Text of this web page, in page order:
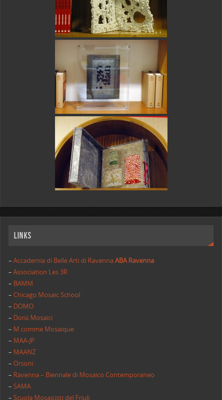
Links
– Accademia di Belle Arti di RavennaABA Ravenna
–Association Les 3R
– BAMM
–Chicago Mosaic School
– DOMO
– Donà Mosaici
– M comme Mosaique
– MAA-JP
– MAANZ
–Orsoni
– Ravenna – Biennale di Mosaico Contemporaneo
–SAMA
–Scuola Mosaicisti del Friuli